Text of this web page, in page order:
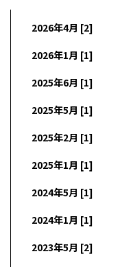
2026年4月 [2]
2026年1月 [1]
2025年6月 [1]
2025年5月 [1]
2025年2月 [1]
2025年1月 [1]
2024年5月 [1]
2024年1月 [1]
2023年5月 [2]